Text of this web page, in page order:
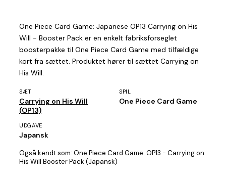
One Piece Card Game: Japanese OP13 Carrying on His
Will - Booster Pack er en enkelt fabriksforseglet
boosterpakke til One Piece Card Game med tilfældige
kort fra sættet. Produktet hører til sættet Carrying on
His Will.
SÆT
Carrying on His Will
(OP13)
SPIL
One Piece Card Game
UDGAVE
Japansk
Også kendt som: One Piece Card Game: OP13 - Carrying on
His Will Booster Pack (Japansk)